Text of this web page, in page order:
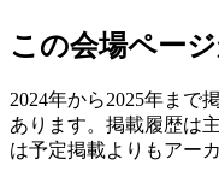
この会場ペー
2024年から2025年まで
あります。掲載履歴は
は予定掲載よりもアー